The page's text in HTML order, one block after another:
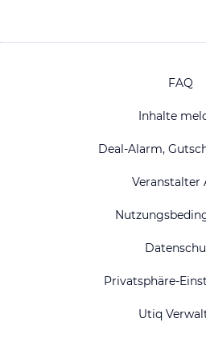
FAQ
Inhalte
Deal-Alarm,
Veranstalter
Privatsphäre-
Utiq